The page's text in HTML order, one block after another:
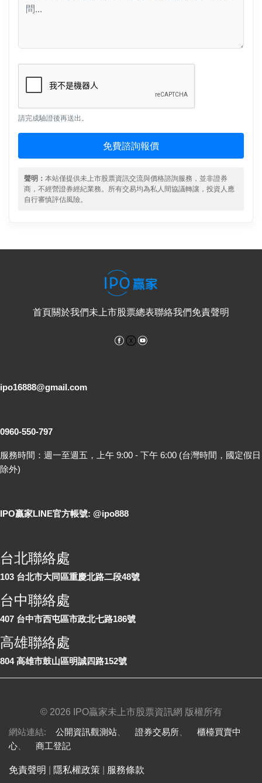
請完成驗證後再送出。
免費諮詢報價
聲明： 本站僅提供未上市股票資訊交流與價格諮詢服務，並非證券
商，不經營證券經紀業務。所有交易均為私人間協議轉讓，投資人應
自行審慎評估風險。
首頁關於我們未上市股票總表聯絡我們免責聲明
Facebook
ipo16888@gmail.com
0960-550-797
服務時間：週一至週五，上午 9:00 - 下午 6:00 (台灣時間，國定假日
除外)
IPO贏家LINE官方帳號: @ipo888
台北聯絡處
103 台北市大同區重慶北路二段48號
台中聯絡處
407 台中市西屯區市政北七路186號
高雄聯絡處
804 高雄市鼓山區明誠四路152號
© 2026 IPO贏家未上市股票資訊網 版權所有
網站連結: 公開資訊觀測站 證券交易所
櫃檯買賣中
心
商工登記
免責聲明 隱私權政策 服務條款